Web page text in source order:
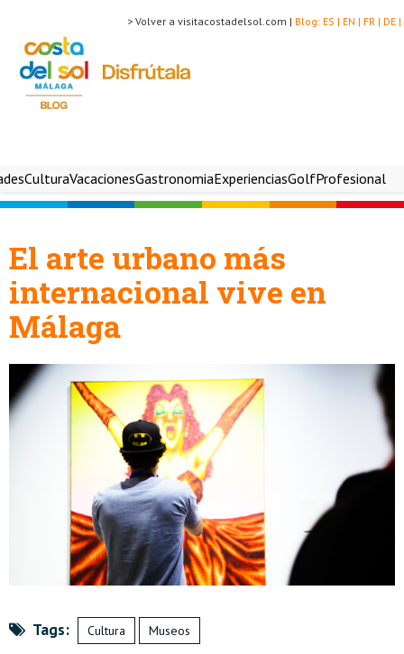
DE |
FR |
EN |
ES |
Blog:
> Volver a visitacostadelsol.com |
CulturaVacacionesGastronomiaExperienciasGolfProfesional
El arte urbano más
internacional vive en
Málaga
Tags: Cultura Museos